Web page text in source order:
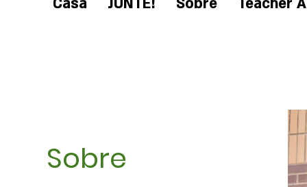
Sobre